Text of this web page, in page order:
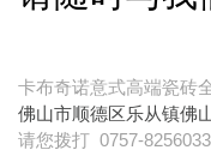
卡布奇诺意式高端瓷砖
佛山市顺德区乐从镇佛
请您拨打 0757-